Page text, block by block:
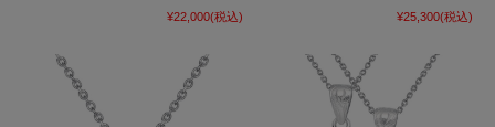
¥22,000(税込) ¥25,300(税込)